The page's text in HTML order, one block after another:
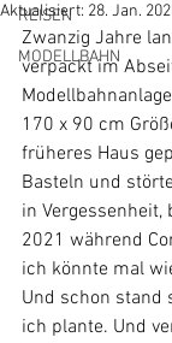
REISEN
MODELLBAHN
Aktualisiert: 28. Jan.
Zwanzig Jahre
verpackt im
170 x 90 cm
früheres Haus
Basteln und
in
2021 während
ich könnte mal
Und schon stand
ich plante. Und